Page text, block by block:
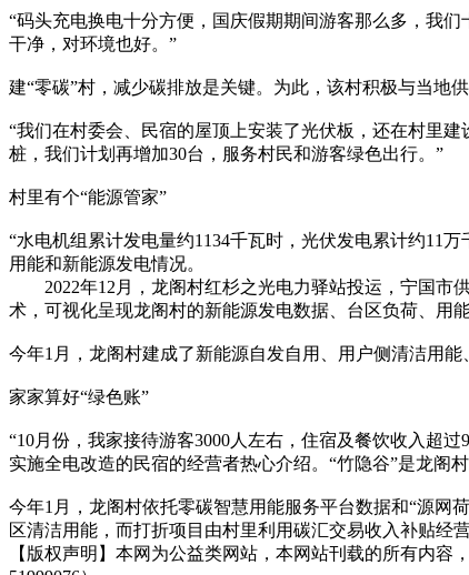
“码头充电换电十分方便，国庆假期期间游客那么多，我
干净，对环境也好。”
建“零碳”村，减少碳排放是关键。为此，该村积极与当地
“我们在村委会、民宿的屋顶上安装了光伏板，还在村里
桩，我们计划再增加30台，服务村民和游客绿色出行。”
村里有个“能源管家”
“水电机组累计发电量约1134千瓦时，光伏发电累计约11
用能和新能源发电情况。
2022年12月，龙阁村红杉之光电力驿站投运，宁国市
术，可视化呈现龙阁村的新能源发电数据、台区负荷、用
今年1月，龙阁村建成了新能源自发自用、用户侧清洁用
家家算好“绿色账”
“10月份，我家接待游客3000人左右，住宿及餐饮收入超
实施全电改造的民宿的经营者热心介绍。“竹隐谷”是龙阁
今年1月，龙阁村依托零碳智慧用能服务平台数据和“源网
区清洁用能，而打折项目由村里利用碳汇交易收入补贴经营
【版权声明】本网为公益类网站，本网站刊载的所有内